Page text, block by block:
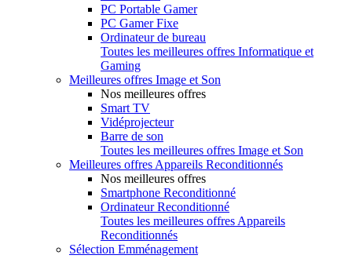
PC Portable Gamer
PC Gamer Fixe
Ordinateur de bureau
Toutes les meilleures offres Informatique et
Gaming
Meilleures offres Image et Son
Nos meilleures offres
Smart TV
Vidéprojecteur
Barre de son
Toutes les meilleures offres Image et Son
Meilleures offres Appareils Reconditionnés
Nos meilleures offres
Smartphone Reconditionné
Ordinateur Reconditionné
Toutes les meilleures offres Appareils
Reconditionnés
Sélection Emménagement